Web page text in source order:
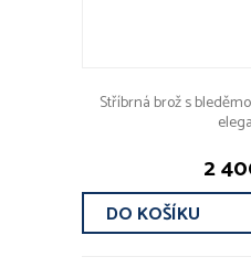
Stříbrná brož s
2
DO KOŠÍKU